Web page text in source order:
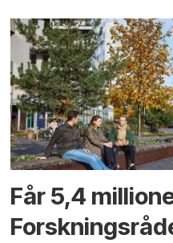
Får 5,4